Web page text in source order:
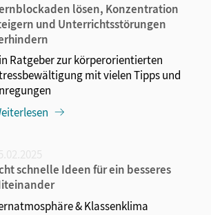
lösen, Konzentration
und Unterrichtsstörungen
Ratgeber zur körperorientierten
mit vielen Tipps und
schnelle Ideen für ein besseres
& Klassenklima